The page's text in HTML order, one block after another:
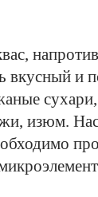
вкусный и
сухари,
изюм.